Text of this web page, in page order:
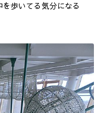
歩いてる気分になる